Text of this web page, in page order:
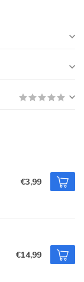
€3,99
€14,99